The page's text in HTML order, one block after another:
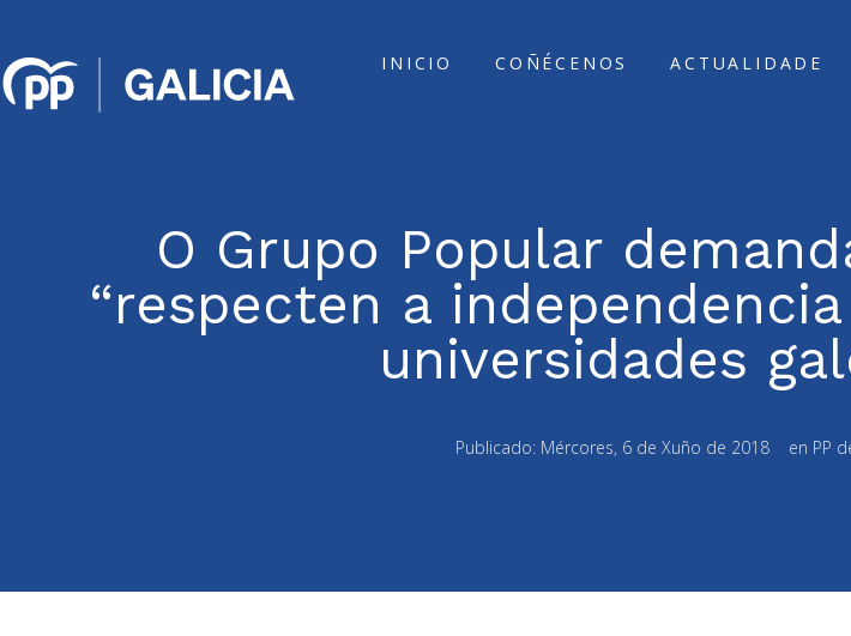
INICIO COÑÉCENOS ACTUALIDADE
O Grupo Popular
“respecten a
universidades
Publicado: Mércores, 6 de Xuño de 2018 en PP